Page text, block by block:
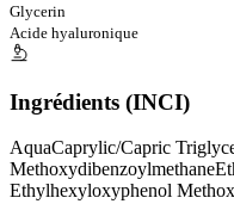
Glycerin
Acide hyaluronique
Ingrédients (INCI)
AquaCaprylic/Capric
Methoxydibenzoylmethane
Ethylhexyloxyphenol